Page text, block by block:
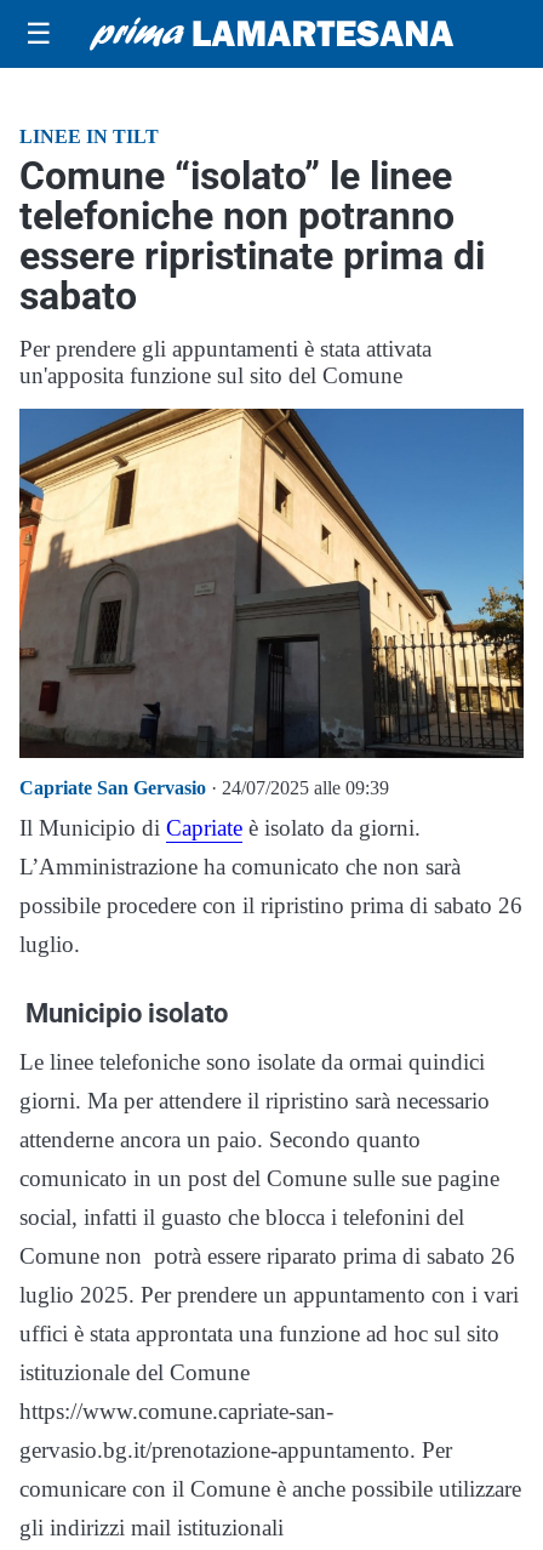
☰
LINEE IN TILT
Comune “isolato” le linee
telefoniche non potranno
essere ripristinate prima di
sabato
Per prendere gli appuntamenti è stata attivata
un'apposita funzione sul sito del Comune
Capriate San Gervasio · 24/07/2025 alle 09:39
Il Municipio di Capriate è isolato da giorni.
L’Amministrazione ha comunicato che non sarà
possibile procedere con il ripristino prima di sabato 26
luglio.
Municipio isolato
Le linee telefoniche sono isolate da ormai quindici
giorni. Ma per attendere il ripristino sarà necessario
attenderne ancora un paio. Secondo quanto
comunicato in un post del Comune sulle sue pagine
social, infatti il guasto che blocca i telefonini del
Comune non potrà essere riparato prima di sabato 26
luglio 2025. Per prendere un appuntamento con i vari
uffici è stata approntata una funzione ad hoc sul sito
istituzionale del Comune
https://www.comune.capriate-san-
gervasio.bg.it/prenotazione-appuntamento. Per
comunicare con il Comune è anche possibile utilizzare
gli indirizzi mail istituzionali